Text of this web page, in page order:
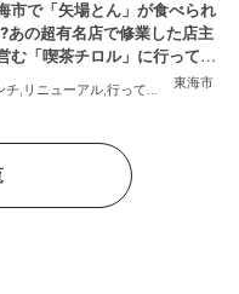
東海市
市で「矢場とん」が食べられ
あの超有名店で修業した店主
む「喫茶チロル」に行ってみ
チ リニューアル 行ってみたレポ ,夫婦